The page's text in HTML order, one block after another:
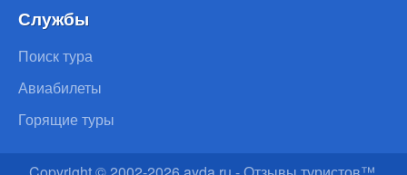
Службы
Поиск тура
Авиабилеты
Горящие туры